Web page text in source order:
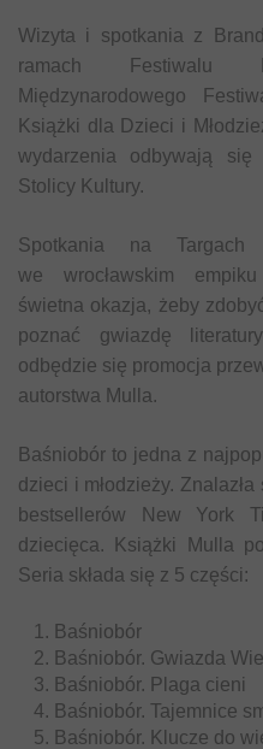
Wizyta i spotkania z
ramach Festiwalu
Międzynarodowego
Książki dla Dzieci i
wydarzenia odbywają się
Stolicy Kultury.
Spotkania na
we wrocławskim
świetna okazja, żeby
poznać gwiazdę
odbędzie się promocja
autorstwa Mulla.
Baśniobór to jedna z
dzieci i młodzieży.
bestsellerów New York
dziecięca. Książki Mulla
Seria składa się z 5 części:
Baśniobór
Baśniobór. Gwiazda
Baśniobór. Plaga cieni
Baśniobór. Tajemnice
Baśniobór. Klucze do